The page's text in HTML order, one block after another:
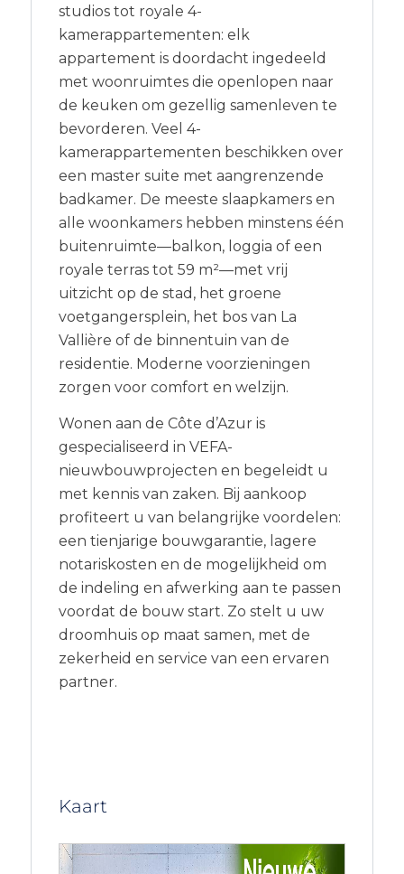
studios tot royale 4-
kamerappartementen: elk
appartement is doordacht ingedeeld
met woonruimtes die openlopen naar
de keuken om gezellig samenleven te
bevorderen. Veel 4-
kamerappartementen beschikken over
een master suite met aangrenzende
badkamer. De meeste slaapkamers en
alle woonkamers hebben minstens één
buitenruimte—balkon, loggia of een
royale terras tot 59 m²—met vrij
uitzicht op de stad, het groene
voetgangersplein, het bos van La
Vallière of de binnentuin van de
residentie. Moderne voorzieningen
zorgen voor comfort en welzijn.
Wonen aan de Côte d’Azur is
gespecialiseerd in VEFA-
nieuwbouwprojecten en begeleidt u
met kennis van zaken. Bij aankoop
profiteert u van belangrijke voordelen:
een tienjarige bouwgarantie, lagere
notariskosten en de mogelijkheid om
de indeling en afwerking aan te passen
voordat de bouw start. Zo stelt u uw
droomhuis op maat samen, met de
zekerheid en service van een ervaren
partner.
Kaart